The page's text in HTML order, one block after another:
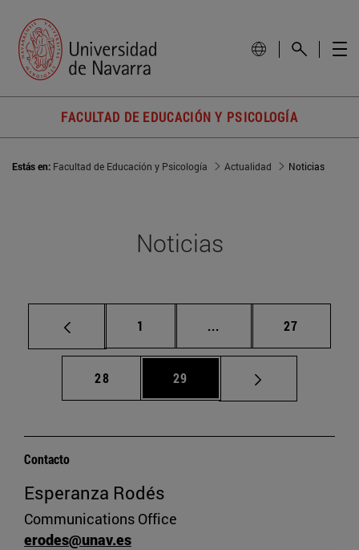
FACULTAD DE EDUCACIÓN Y PSICOLOGÍA
Estás en: Facultad de Educación y Psicología Actualidad Noticias
Noticias
Página
1 ... Páginas intermedias
Página
27
Página
28 Página
29
Contacto
Esperanza Rodés
Communications Office
erodes@unav.es